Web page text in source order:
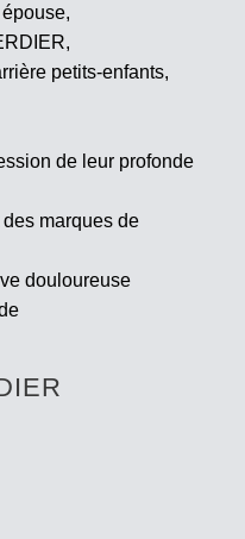
petits-enfants,
de leur profonde
marques de
douloureuse